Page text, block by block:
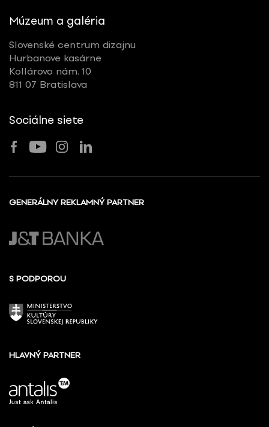
Múzeum a galéria
Slovenské centrum dizajnu
Hurbanove kasárne
Kollárovo nám. 10
811 07 Bratislava
Sociálne siete
GENERÁLNY REKLAMNÝ PARTNER
S PODPOROU
HLAVNÝ PARTNER